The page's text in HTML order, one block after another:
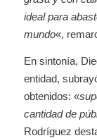
ideal para
mundo«,
En sintonía,
entidad,
obtenidos: «
cantidad de
Rodríguez